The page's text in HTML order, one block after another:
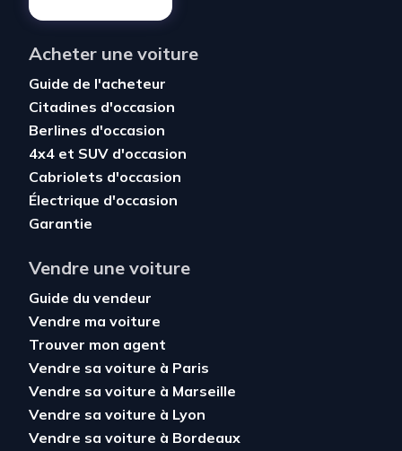
Acheter une voiture
Guide de l'acheteur
Citadines d'occasion
Berlines d'occasion
4x4 et SUV d'occasion
Cabriolets d'occasion
Électrique d'occasion
Garantie
Vendre une voiture
Guide du vendeur
Vendre ma voiture
Trouver mon agent
Vendre sa voiture à Paris
Vendre sa voiture à Marseille
Vendre sa voiture à Lyon
Vendre sa voiture à Bordeaux